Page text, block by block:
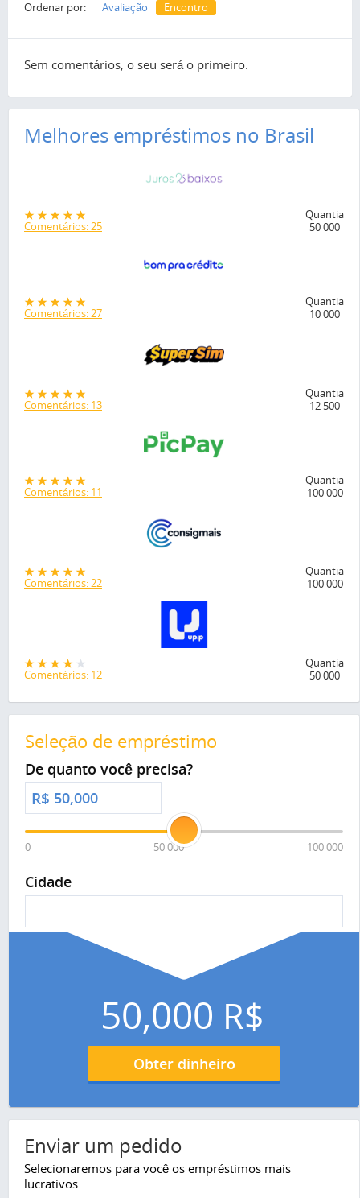
Ordenar por: Avaliação Encontro
Sem comentários, o seu será o primeiro.
Melhores empréstimos no Brasil
Comentários: 25
Quantia
50 000
Comentários: 27
Quantia
10 000
Comentários: 13
Quantia
12 500
Comentários: 11
Quantia
100 000
Comentários: 22
Quantia
100 000
Comentários: 12
Quantia
50 000
Seleção de empréstimo
De quanto você precisa?
R$
0 50 000 100 000
Cidade
50,000 R$
Obter dinheiro
Enviar um pedido
Selecionaremos para você os empréstimos mais
lucrativos.